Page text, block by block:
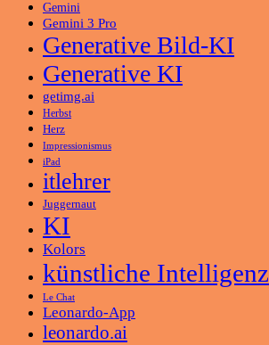
Gemini
Gemini 3 Pro
Generative Bild-KI
Generative KI
getimg.ai
Herbst
Herz
Impressionismus
iPad
itlehrer
Juggernaut
KI
Kolors
künstliche Intelligenz
Le Chat
Leonardo-App
leonardo.ai